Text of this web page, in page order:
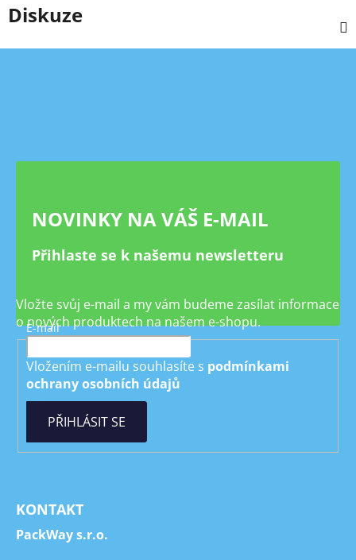
Diskuze
Z
NOVINKY NA VÁŠ E-MAIL
Přihlaste se k našemu newsletteru
Vložte svůj e-mail a my vám budeme zasílat informace
o nových produktech na našem e-shopu.
E-mail
Vložením e-mailu souhlasíte s podmínkami
ochrany osobních údajů
PŘIHLÁSIT SE
KONTAKT
PackWay s.r.o.